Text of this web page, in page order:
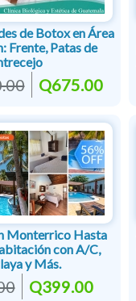
de Botox en Área
Frente, Patas de
Q675.00
Monterrico Hasta
con A/C,
y Más.
Q399.00